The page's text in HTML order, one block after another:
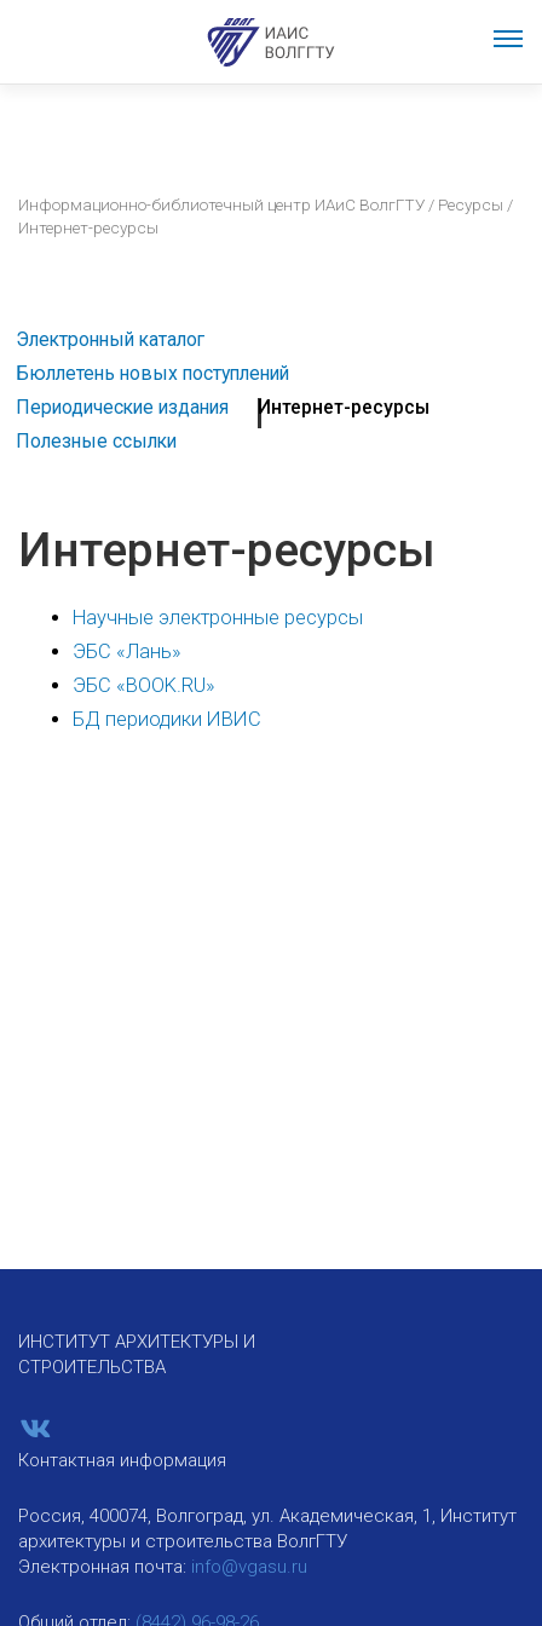
Информационно-библиотечный центр ИАиС ВолгГТУ / Ресурсы /
Интернет-ресурсы
Электронный каталог
Бюллетень новых поступлений
Периодические издания
Интернет-ресурсы
Полезные ссылки
Интернет-ресурсы
Научные электронные ресурсы
ЭБС «Лань»
ЭБС «BOOK.RU»
БД периодики ИВИС
ИНСТИТУТ АРХИТЕКТУРЫ И
СТРОИТЕЛЬСТВА
Контактная информация
Россия, 400074, Волгоград, ул. Академическая, 1, Институт
архитектуры и строительства ВолгГТУ
Электронная почта: info@vgasu.ru